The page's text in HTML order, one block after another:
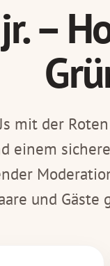
–
mit der
einem
und Gäste